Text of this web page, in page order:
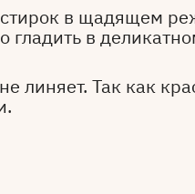
в щадящем
гладить в
линяет. Так как